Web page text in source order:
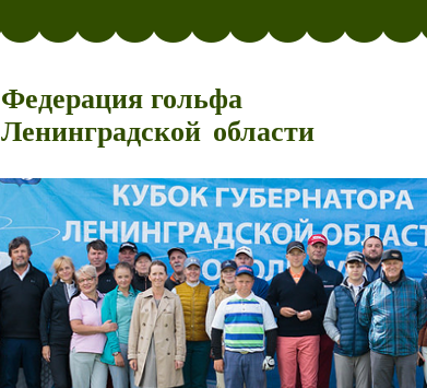
Федерация гольфа
Ленинградской области